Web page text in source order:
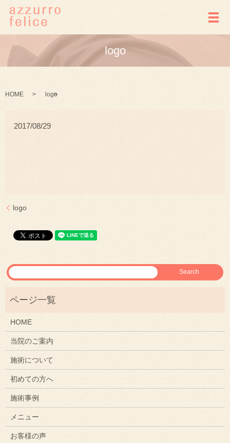
メ
logo
HOME logo
2017/08/29
logo
HOME
当院のご案内
施術について
初めての方へ
施術事例
メニュー
お客様の声